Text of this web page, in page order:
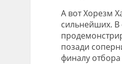
А вот Хорезм
сильнейших. В
позади
финалу